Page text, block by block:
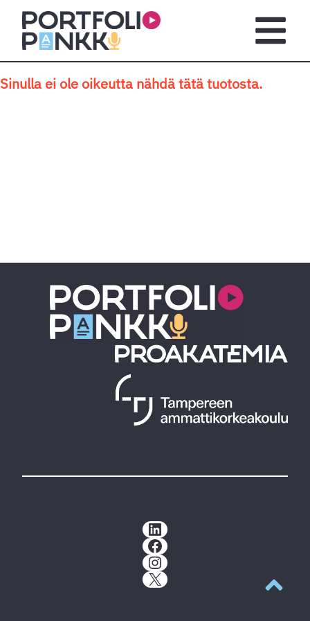
Siirry sisältöön
Sinulla ei ole oikeutta nähdä tätä tuotosta.
LinkedIn
Facebook
Instagram
X
Takaisin